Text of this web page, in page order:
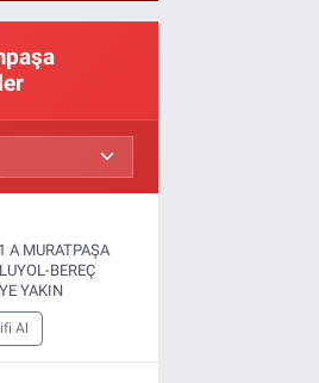
MURATPAŞA
BEREÇ
YAKIN
Al